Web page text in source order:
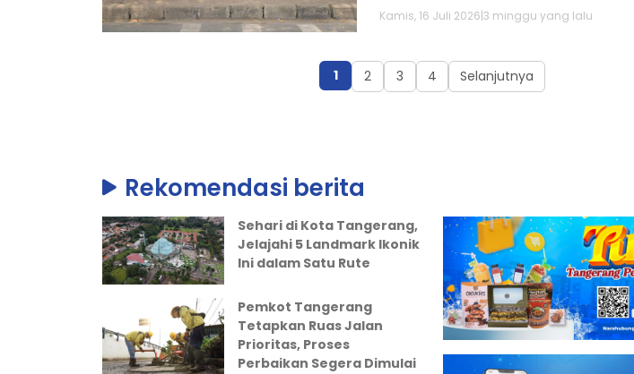
Kamis, 16 Juli 2026|3 minggu yang lalu
1 2 3 4 Selanjutnya
Rekomendasi berita
Sehari di Kota Tangerang,
Jelajahi 5 Landmark Ikonik
Ini dalam Satu Rute
Pemkot Tangerang
Tetapkan Ruas Jalan
Prioritas, Proses
Perbaikan Segera Dimulai